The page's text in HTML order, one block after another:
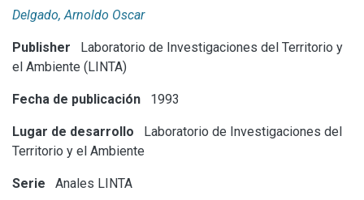
Delgado, Arnoldo Oscar
Publisher
Laboratorio de Investigaciones del Territorio y
el Ambiente (LINTA)
Fecha de publicación 1993
Lugar de desarrollo
Laboratorio de Investigaciones del
Territorio y el Ambiente
Serie Anales LINTA